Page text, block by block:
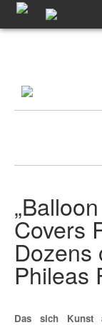
Covers
Dozens
Phileas
Das sich Kunst